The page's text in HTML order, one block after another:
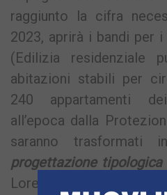
raggiunto la cifra
2023, aprirà i bandi per
(Edilizia residenziale
abitazioni stabili per
240 appartamenti
all’epoca dalla
saranno trasformati
progettazione tipologica
Lorenzo, dirigente